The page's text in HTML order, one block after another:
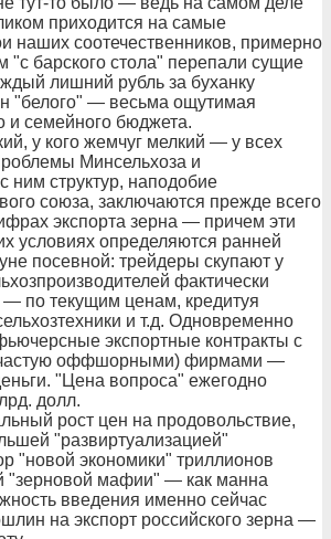
приходится на самые
наших соотечественников, примерно
"с барского стола" перепали сущие
лишний рубль за буханку
"белого" — весьма ощутимая
и семейного бюджета.
у кого жемчуг мелкий — у всех
Минсельхоза и
структур, наподобие
союза, заключаются прежде всего
экспорта зерна — причем эти
условиях определяются ранней
посевной: трейдеры скупают у
фактически
по текущим ценам, кредитуя
и т.д. Одновременно
экспортные контракты с
оффшорными) фирмами —
"Цена вопроса" ежегодно
долл.
рост цен на продовольствие,
"развиртуализацией"
"новой экономики" триллионов
"зерновой мафии" — как манна
введения именно сейчас
на экспорт российского зерна —